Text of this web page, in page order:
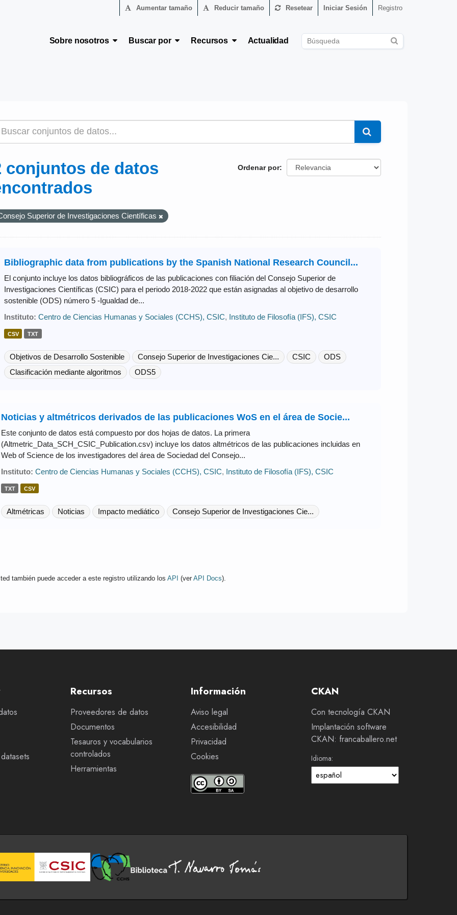
Aumentar tamaño Reducir tamaño Resetear Iniciar Sesión Registro
Sobre nosotros Buscar por Recursos Actualidad
Ordenar por
conjuntos de datos
Superior de Investigaciones Científicas
Bibliographic data from publications by the Spanish National Research Council...
El conjunto incluye los datos bibliográficos de las publicaciones con filiación del Consejo Superior de
Investigaciones Científicas (CSIC) para el periodo 2018-2022 que están asignadas al objetivo de desarrollo
sostenible (ODS) número 5 -Igualdad de...
Instituto: Centro de Ciencias Humanas y Sociales (CCHS), CSIC, Instituto de Filosofía (IFS), CSIC
CSV TXT
Objetivos de Desarrollo Sostenible Consejo Superior de Investigaciones Cie... CSIC
ODS
Clasificación mediante algoritmos
ODS5
Noticias y altmétricos derivados de las publicaciones WoS en el área de Socie...
Este conjunto de datos está compuesto por dos hojas de datos. La primera
(Altmetric_Data_SCH_CSIC_Publication.csv) incluye los datos altmétricos de las publicaciones incluidas en
Web of Science de los investigadores del área de Sociedad del Consejo...
Instituto: Centro de Ciencias Humanas y Sociales (CCHS), CSIC, Instituto de Filosofía (IFS), CSIC
TXT CSV
Altmétricas Noticias Impacto mediático Consejo Superior de Investigaciones Cie...
también puede acceder a este registro utilizando los API (ver API Docs).
Recursos
Proveedores de datos
Documentos
Tesauros y vocabularios
controlados
Herramientas
Información
Aviso legal
Accesibilidad
Privacidad
Cookies
CKAN
Con tecnología CKAN
Implantación software
CKAN: francaballero.net
Idioma